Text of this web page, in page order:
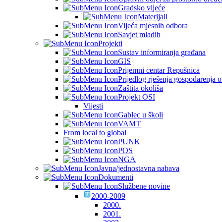
Gradsko vijeće
Materijali
Vijeća mjesnih odbora
Savjet mladih
Projekti
Sustav informiranja građana
GIS
Prijemni centar Repušnica
Prijedlog rješenja gospodarenja
Zaštita okoliša
Projekt OSI
Vijesti
Gablec u školi
VAMT
From local to global
PUNK
POS
NGA
Javna/jednostavna nabava
Dokumenti
Službene novine
2000-2009
2000.
2001.